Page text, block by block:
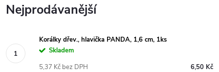
Nejprodávanější
Korálky dřev., hlavička PANDA, 1,6 cm, 1ks
Skladem
6,50 Kč
5,37 Kč bez DPH